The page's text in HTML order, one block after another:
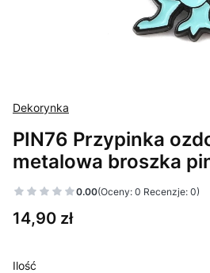
Dekorynka
PIN76 Przypinka
metalowa broszka
0.00(Oceny: 0 Recenzje: 0)
Cena
14,90 zł
Ilość